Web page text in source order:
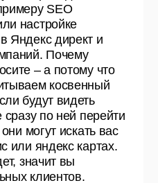
SEO
настройке
Яндекс директ и
Почему
– а потому что
косвенный
будут видеть
сразу по ней перейти
могут искать вас
или яндекс картах.
значит вы
клиентов.